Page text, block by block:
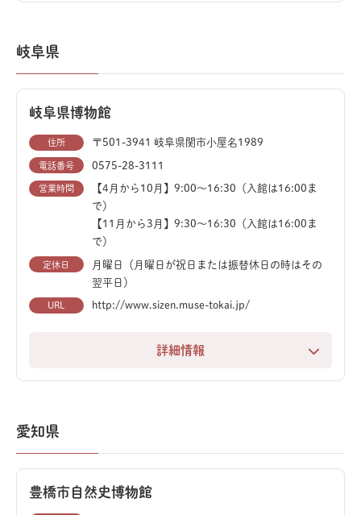
のスポットです。
触れられます。休日は予約が埋まりやすいため、公式サ
イトでの事前予約をおすすめします。
レストランでは、「恐竜の歴史をたどるケーキ」など、
ここでしか味わえないユニークなメニューが楽しめま
博物館がある「かつやま恐竜の森」には、恐竜型遊具広
場や、実物大の恐竜たちが潜む「かつやまディノパー
ク」も併設。春から秋はバーベキューも楽しめ、一日中
プリカが来場者を出迎えます。その迫力に圧倒されなが
ら、ミニシアターで太古の世界を学ぶことができます。
地元白山市で発見された貴重な化石の展示も必見です。
一番人気は、「化石発見広場」での化石発掘体験です。
ハンマーを使って石を割りながら、本物の化石を探す本
格的な体験ができます。必要な道具は無料でレンタルで
き、見つけた化石は一つ持ち帰ることが可能です。
る「自然体験広場」も完備。恐竜や化石、自然の魅力を
岐阜県
岐阜県博物館
住所 〒501-3941 岐阜県関市小屋名1989
電話番号 0575-28-3111
営業時間
【4月から10月】9:00〜16:30（入館は16:00ま
で）
【11月から3月】9:30〜16:30（入館は16:00ま
で）
定休日
月曜日（月曜日が祝日または振替休日の時はその
翌平日）
URL http://www.sizen.muse-tokai.jp/
詳細情報
岐阜県博物館は、岐阜の豊かな自然と歴史・文化を「見
の一つです。
力ある復元骨格が来館者を迎えます。動植物や鉱物、化
愛知県
豊橋市自然史博物館